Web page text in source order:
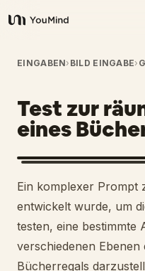
YouMind
Übersicht
Anwendungsfälle
Fähigkeiten
Prompts
Preise
EINGABEN› BILD EINGABE›
Test zur
eines
Ein komplexer Prompt
entwickelt wurde, um
testen, eine bestimmte
verschiedenen Ebenen
Bücherregals